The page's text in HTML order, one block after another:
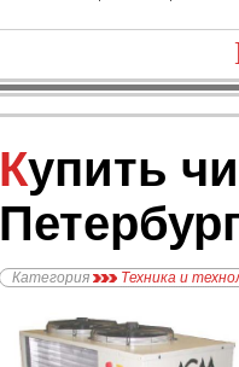
Купить чиллер в Санкт-
Категория Техника и